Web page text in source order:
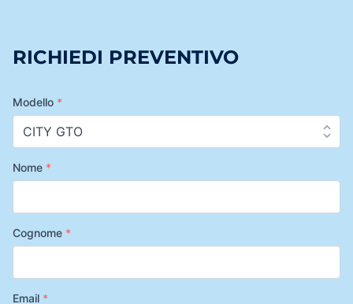
RICHIEDI PREVENTIVO
Modello *
Nome *
Cognome *
Email *